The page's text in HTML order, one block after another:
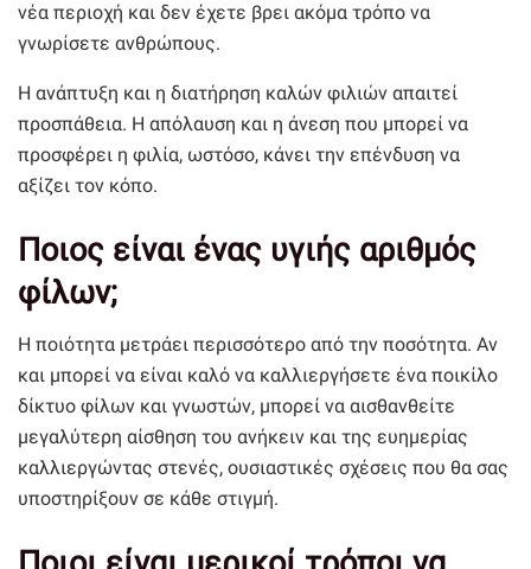
νέα περιοχή και δεν έχετε βρει ακόμα τρόπο να
γνωρίσετε ανθρώπους.
Η ανάπτυξη και η διατήρηση καλών φιλιών απαιτεί
προσπάθεια. Η απόλαυση και η άνεση που μπορεί να
προσφέρει η φιλία, ωστόσο, κάνει την επένδυση να
αξίζει τον κόπο.
Ποιος είναι ένας υγιής αριθμός
φίλων;
Η ποιότητα μετράει περισσότερο από την ποσότητα. Αν
και μπορεί να είναι καλό να καλλιεργήσετε ένα ποικίλο
δίκτυο φίλων και γνωστών, μπορεί να αισθανθείτε
μεγαλύτερη αίσθηση του ανήκειν και της ευημερίας
καλλιεργώντας στενές, ουσιαστικές σχέσεις που θα σας
υποστηρίξουν σε κάθε στιγμή.